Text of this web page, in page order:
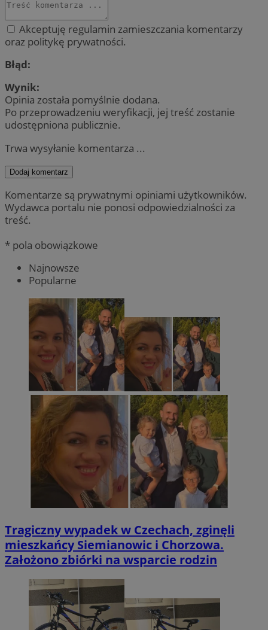
Akceptuję regulamin zamieszczania komentarzy
oraz politykę prywatności.
Błąd:
Wynik:
Opinia została pomyślnie dodana.
Po przeprowadzeniu weryfikacji, jej treść zostanie
udostępniona publicznie.
Trwa wysyłanie komentarza ...
Dodaj komentarz
Komentarze są prywatnymi opiniami użytkowników.
Wydawca portalu nie ponosi odpowiedzialności za
treść.
* pola obowiązkowe
Najnowsze
Popularne
Tragiczny wypadek w Czechach, zginęli
mieszkańcy Siemianowic i Chorzowa.
Założono zbiórki na wsparcie rodzin